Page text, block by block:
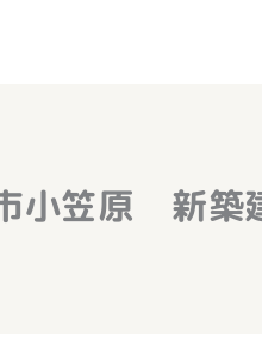
小笠原 新